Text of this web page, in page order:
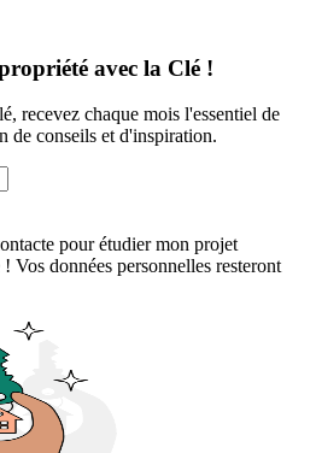
avec la Clé !
recevez chaque mois l'essentiel de
de conseils et d'inspiration.
pour étudier mon projet
Vos données personnelles resteront